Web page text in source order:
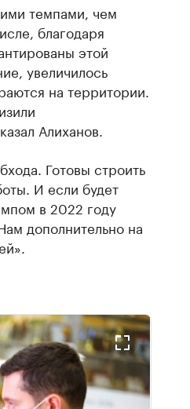
темпами, чем
благодаря
этой
увеличилось
на территории.
Алиханов.
Готовы строить
И если будет
в 2022 году
дополнительно на